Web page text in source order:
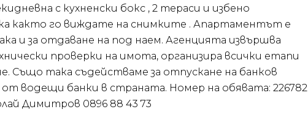
с кухненски бокс , 2 тераси и избено
както го виждате на снимките . Апартаментът е
и за отдаване на под наем. Агенцията извършва
проверки на имота, организира всички етапи
Също така съдействаме за отпускане на банков
водещи банки в страната. Номер на обявата: 226782
Димитров 0896 88 43 73